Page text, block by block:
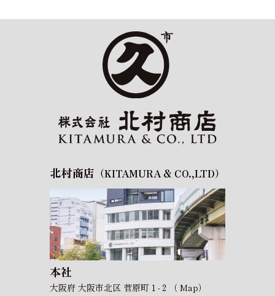
北村商店 （KITAMURA & CO.,LTD）
本社
大阪府 大阪市北区 菅原町１-２（ Map）